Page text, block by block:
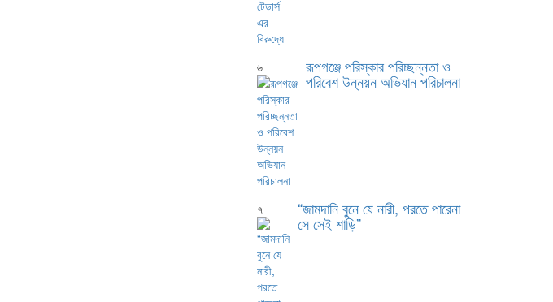
৬ রূপগঞ্জে পরিস্কার পরিচ্ছন্নতা ও
পরিবেশ উন্নয়ন অভিযান পরিচালনা
৭ “জামদানি বুনে যে নারী, পরতে পারেনা
সে সেই শাড়ি”